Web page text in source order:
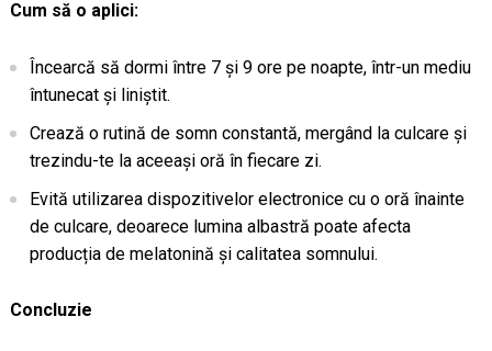
Cum să o aplici:
Încearcă să dormi între 7 și 9 ore pe noapte, într-un mediu
întunecat și liniștit.
Crează o rutină de somn constantă, mergând la culcare și
trezindu-te la aceeași oră în fiecare zi.
Evită utilizarea dispozitivelor electronice cu o oră înainte
de culcare, deoarece lumina albastră poate afecta
producția de melatonină și calitatea somnului.
Concluzie